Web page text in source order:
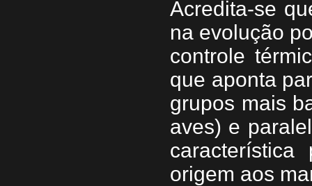
Acredita-se
na evolução
controle
que aponta
grupos mais
aves) e
origem aos